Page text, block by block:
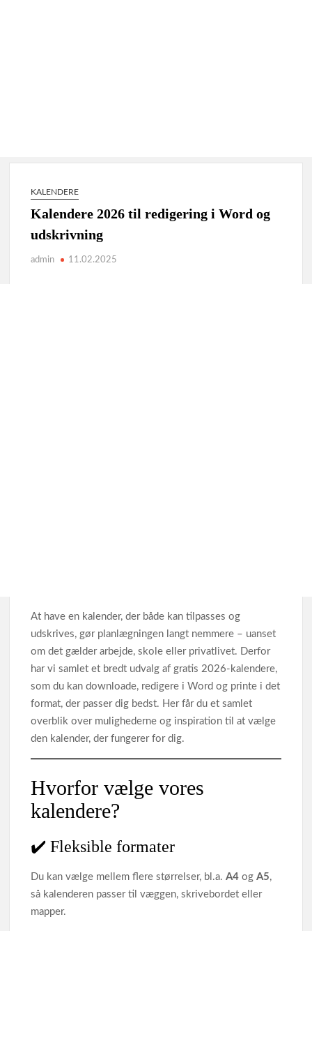
KALENDERE
Kalendere 2026 til redigering i Word og
udskrivning
admin 11.02.2025
At have en kalender, der både kan tilpasses og
udskrives, gør planlægningen langt nemmere – uanset
om det gælder arbejde, skole eller privatlivet. Derfor
har vi samlet et bredt udvalg af gratis 2026‑kalendere,
som du kan downloade, redigere i Word og printe i det
format, der passer dig bedst. Her får du et samlet
overblik over mulighederne og inspiration til at vælge
den kalender, der fungerer for dig.
Hvorfor vælge vores
kalendere?
✔️ Fleksible formater
Du kan vælge mellem flere størrelser, bl.a.A4 ogA5,
så kalenderen passer til væggen, skrivebordet eller
mapper.